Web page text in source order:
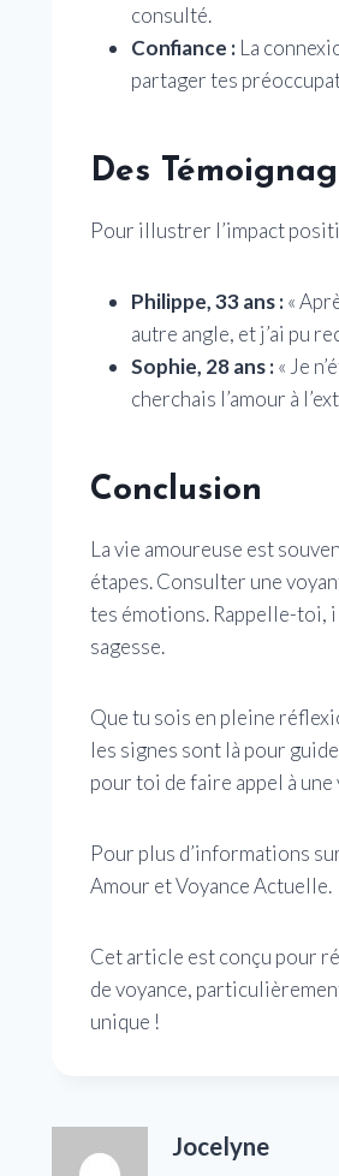
consulté.
Confiance : La
partager tes
Des
Pour illustrer l’impact
Philippe, 33 ans :«
autre angle, et j’ai pu
Sophie, 28 ans :« Je
cherchais l’amour à
Conclusion
La vie amoureuse est
étapes. Consulter une
tes émotions. Rappelle-toi, il
sagesse.
Que tu sois en pleine
les signes sont là pour
pour toi de faire appel à une
Pour plus d’informations
Amour et Voyance Actuelle.
Cet article est conçu pour
de voyance,
unique !
Jocelyne